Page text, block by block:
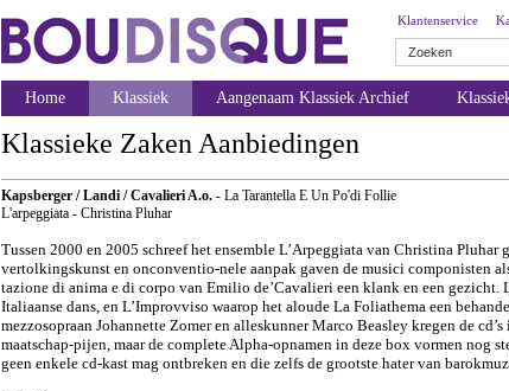
Klantenservice
Home Klassiek Aangenaam Klassiek Archief
Klassieke Zaken Aanbiedingen
Kapsberger / Landi / Cavalieri A.o. - La Tarantella E Un Po'di Follie
L'arpeggiata - Christina Pluhar
Tussen 2000 en 2005 schreef het ensemble L’Arpeggiata van Christina
vertolkingskunst en onconventio-nele aanpak gaven de musici componisten
tazione di anima e di corpo van Emilio de’Cavalieri een klank en een
Italiaanse dans, en L’Improvviso waarop het aloude La Foliathema een
mezzosopraan Johannette Zomer en alleskunner Marco Beasley kregen de
maatschap-pijen, maar de complete Alpha-opnamen in deze box vormen nog
geen enkele cd-kast mag ontbreken en die zelfs de grootste hater van